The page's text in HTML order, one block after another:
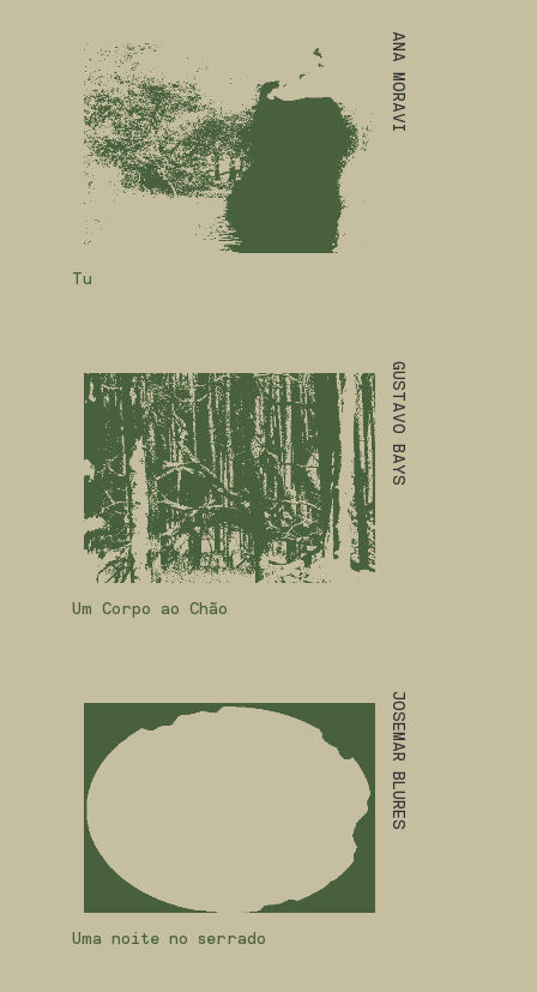
ANA MORAVI
Tu
GUSTAVO BAYS
Um Corpo ao Chão
JOSEMAR BLURES
Uma noite no serrado